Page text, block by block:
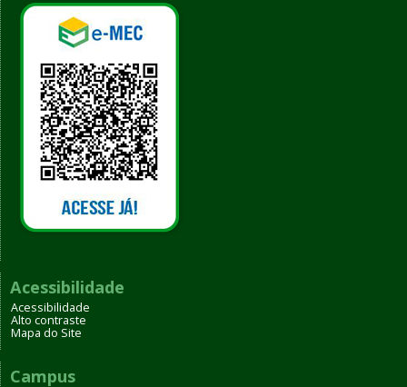
Acessibilidade
Acessibilidade
Alto contraste
Mapa do Site
Campus